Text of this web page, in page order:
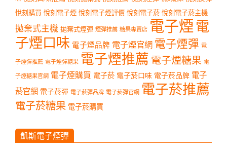
悅刻購買 悅刻電子煙 悅刻電子煙評價 悅刻電子菸 悅刻電子菸主機
拋棄式主機 拋棄式煙彈 煙彈推薦 糖果專賣店 電子煙電
子煙口味 電子煙品牌 電子煙官網 電子煙彈 電
子煙彈推薦 電子煙彈糖果 電子煙推薦 電子煙糖果 電
子煙糖果官網 電子煙購買 電子菸 電子菸口味 電子菸品牌 電子
菸官網 電子菸彈 電子菸彈品牌 電子菸彈官網 電子菸推薦
電子菸糖果 電子菸購買
凱斯電子煙彈